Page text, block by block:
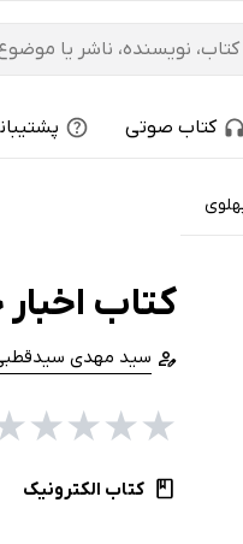
کتاب صوتی
کتاب
سید مهدی
★
★
★
★
کتاب الکترونیک